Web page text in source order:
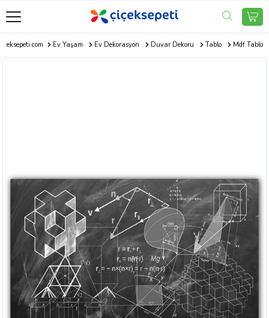
Ev Yaşam Ev Dekorasyon Duvar Dekoru Tablo Mdf Tablo